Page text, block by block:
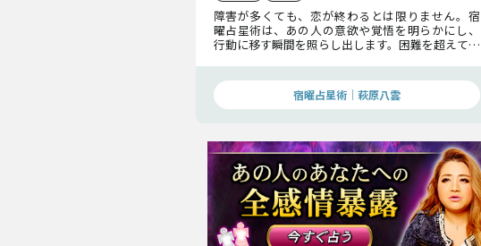
障害が多くても、恋が終わるとは限りません。宿
曜占星術は、あの人の意欲や覚悟を明らかにし、
行動に移す瞬間を照らし出します。困難を超えて成
宿曜占星術│萩原八雲